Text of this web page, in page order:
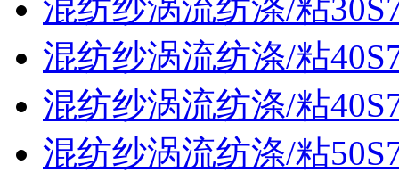
混纺纱涡流纺涤/粘
混纺纱涡流纺涤/粘
混纺纱涡流纺涤/粘
混纺纱涡流纺涤/粘